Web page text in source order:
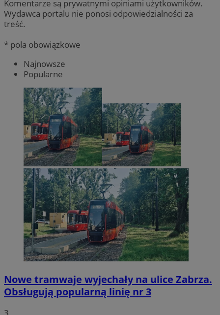
Komentarze są prywatnymi opiniami użytkowników.
Wydawca portalu nie ponosi odpowiedzialności za
treść.
* pola obowiązkowe
Najnowsze
Popularne
Nowe tramwaje wyjechały na ulice Zabrza.
Obsługują popularną linię nr 3
3